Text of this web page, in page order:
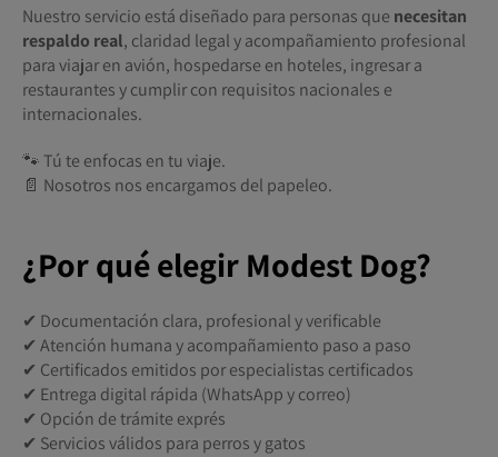
Nuestro servicio está diseñado para personas que necesitan
respaldo real, claridad legal y acompañamiento profesional
para viajar en avión, hospedarse en hoteles, ingresar a
restaurantes y cumplir con requisitos nacionales e
internacionales.
🐾 Tú te enfocas en tu viaje.
📄 Nosotros nos encargamos del papeleo.
¿Por qué elegir Modest Dog?
✔ Documentación clara, profesional y verificable
✔ Atención humana y acompañamiento paso a paso
✔ Certificados emitidos por especialistas certificados
✔ Entrega digital rápida (WhatsApp y correo)
✔ Opción de trámite exprés
✔ Servicios válidos para perros y gatos